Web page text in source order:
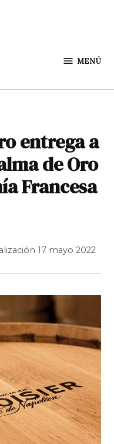
MENÚ
entrega a
de Oro
Francesa
17 mayo 2022